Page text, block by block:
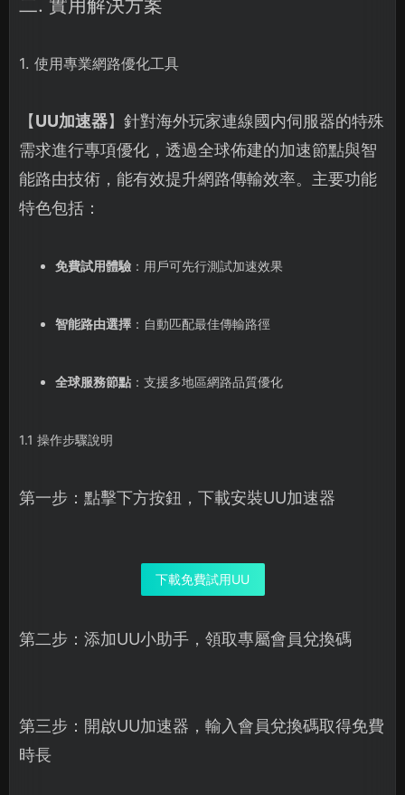
二. 實用解決方案
1. 使用專業網路優化工具
【UU加速器】針對海外玩家連線國内伺服器的特殊
需求進行專項優化，透過全球佈建的加速節點與智
能路由技術，能有效提升網路傳輸效率。主要功能
特色包括：
免費試用體驗：用戶可先行測試加速效果
智能路由選擇：自動匹配最佳傳輸路徑
全球服務節點：支援多地區網路品質優化
1.1 操作步驟說明
第一步：點擊下方按鈕，下載安裝UU加速器
下載免費試用UU
第二步：添加UU小助手，領取專屬會員兌換碼
第三步：開啟UU加速器，輸入會員兌換碼取得免費
時長